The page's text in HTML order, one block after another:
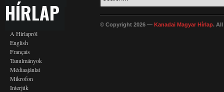
HÍRLAP
A Hírlapról
English
Français
Tanulmányok
Médiaajánlat
Mikrofon
Interjúk
© Copyright 2026 — Kanadai Magyar Hírlap. All